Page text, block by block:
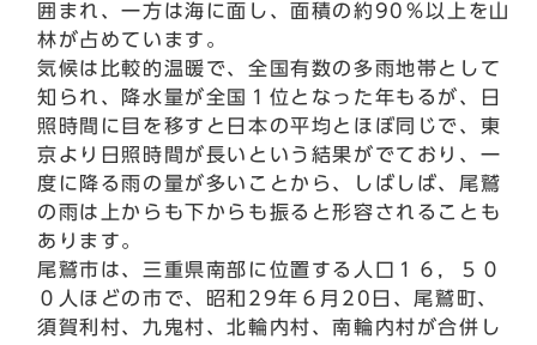
囲まれ、一方は海に面し、面積の約90％以上を山
林が占めています。
気候は比較的温暖で、全国有数の多雨地帯として
知られ、降水量が全国１位となった年もるが、日
照時間に目を移すと日本の平均とほぼ同じで、東
京より日照時間が長いという結果がでており、一
度に降る雨の量が多いことから、しばしば、尾鷲
の雨は上からも下からも振ると形容されることも
あります。
尾鷲市は、三重県南部に位置する人口１６，５０
０人ほどの市で、昭和29年６月20日、尾鷲町、
須賀利村、九鬼村、北輪内村、南輪内村が合併し